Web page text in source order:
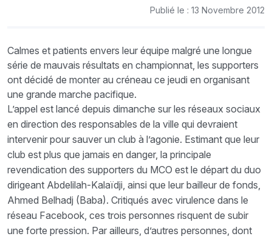
Publié le : 13 Novembre 2012
Calmes et patients envers leur équipe malgré une longue
série de mauvais résultats en championnat, les supporters
ont décidé de monter au créneau ce jeudi en organisant
une grande marche pacifique.
L’appel est lancé depuis dimanche sur les réseaux sociaux
en direction des responsables de la ville qui devraient
intervenir pour sauver un club à l’agonie. Estimant que leur
club est plus que jamais en danger, la principale
revendication des supporters du MCO est le départ du duo
dirigeant Abdelilah-Kalaïdji, ainsi que leur bailleur de fonds,
Ahmed Belhadj (Baba). Critiqués avec virulence dans le
réseau Facebook, ces trois personnes risquent de subir
une forte pression. Par ailleurs, d’autres personnes, dont